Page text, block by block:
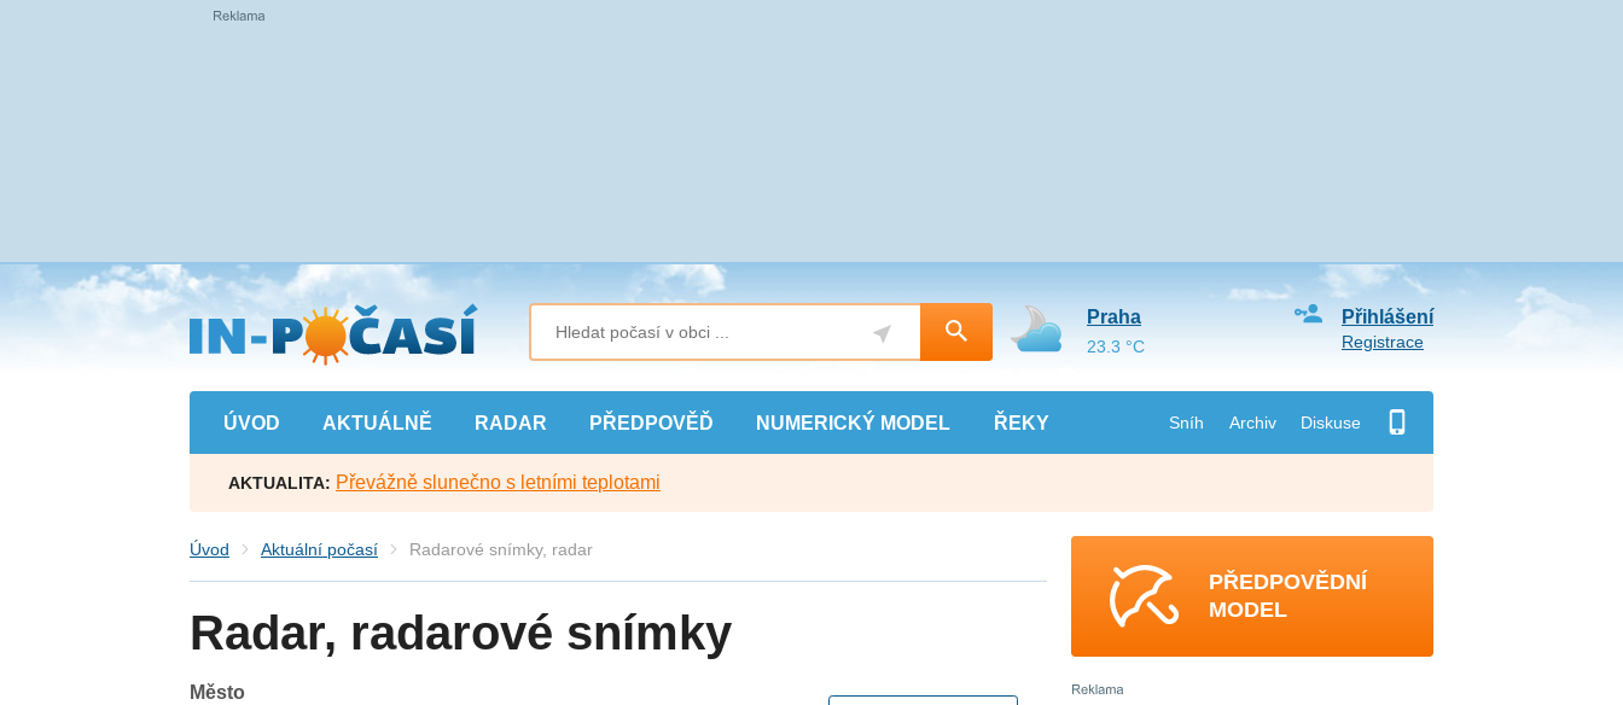
Přejít
na
hlavní
obsah
ÚVOD AKTUÁLNĚ RADAR PŘEDPOVĚĎ NUMERICKÝ MODEL ŘEKY Sníh Archiv Diskuse
Přihlášení
Registrace
Praha
23.3 °C
AKTUALITA: Převážně slunečno s letními teplotami
Úvod Aktuální počasí Radarové snímky, radar
Radar, radarové snímky
Město
PŘEDPOVĚDNÍ
MODEL